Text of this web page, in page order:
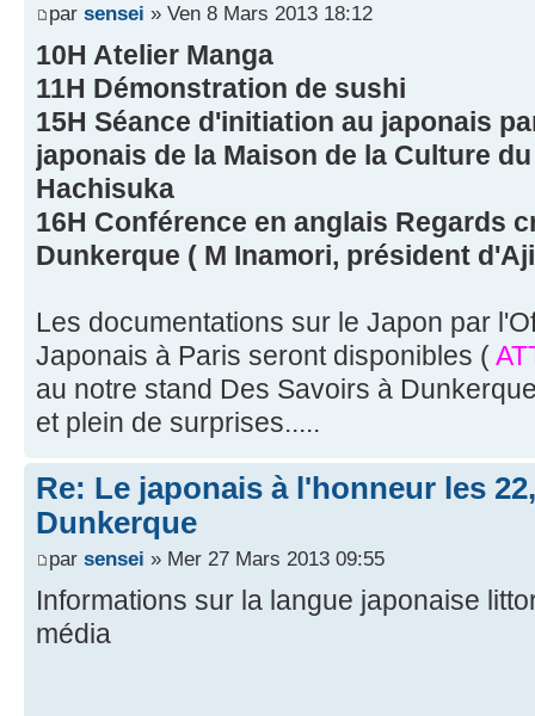
par sensei » Ven 8 Mars 2013 18:12
10H Atelier Manga
11H Démonstration de sushi
15H Séance d'initiation au japonais
japonais de la Maison de la Culture
Hachisuka
16H Conférence en anglais Regards
Dunkerque ( M Inamori, président
Les documentations sur le Japon par
Japonais à Paris seront disponibles (
au notre stand Des Savoirs à
et plein de surprises.....
Re: Le japonais à l'honneur les
Dunkerque
par sensei » Mer 27 Mars 2013 09:55
Informations sur la langue japonaise
média